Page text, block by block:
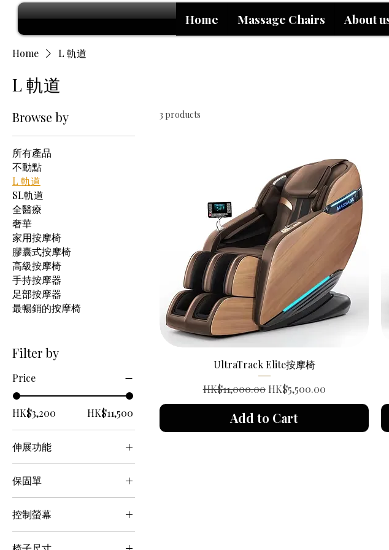
Home Massage Chairs About
Home L 軌道
L 軌道
Browse by
所有產品
不動點
L 軌道
SL軌道
全醫療
奢華
家用按摩椅
膠囊式按摩椅
高級按摩椅
手持按摩器
足部按摩器
最暢銷的按摩椅
Filter by
Price
HK$3,200 HK$11,500
伸展功能
不
是的
保固單
一年保固
兩年保固
控制螢幕
LCD觸控螢幕
3 products
UltraTrack Elite按摩椅
Regular Price
HK$11,000.00 Sale Price
HK$5,500.00
Add to Cart